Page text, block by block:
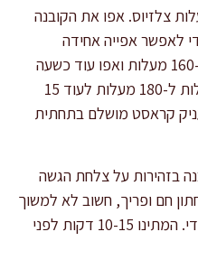
חממו תנור ל-120 מעלות צלזיוס. אפו את הקובנה
לאפשר אפייה אחידה
מבפנים. לאחר מכן, הגבירו ל-160 מעלות ואפו עוד כשעה
וחצי. לקראת הסיום ניתן להעלות ל-180 מעלות לעוד 15
קראסט מושלם בתחתית
בזהירות על צלחת הגשה
חם ופריך, חשוב לא למשוך
ממנו את האוויר עם חיתוך מיידי. המתינו 10-15 דקות לפני